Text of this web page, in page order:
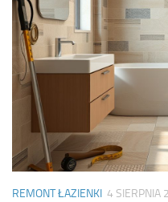
REMONT ŁAZIENKI 4 SIERPNIA